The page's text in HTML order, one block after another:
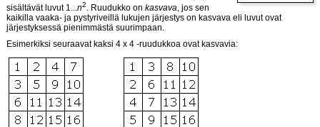
sisältävät luvut 1...n2. Ruudukko on kasvava, jos sen
kaikilla vaaka- ja pystyriveillä lukujen järjestys on kasvava eli luvut ovat
järjestyksessä pienimmästä suurimpaan.
Esimerkiksi seuraavat kaksi 4 x 4 -ruudukkoa ovat kasvavia: